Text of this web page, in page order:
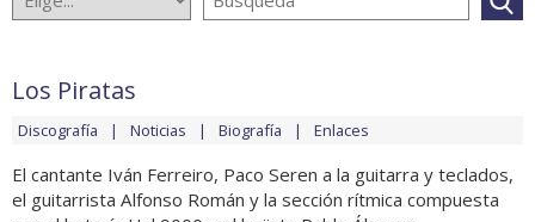
Los Piratas
Discografía Noticias Biografía Enlaces
El cantante Iván Ferreiro, Paco Seren a la guitarra y teclados,
el guitarrista Alfonso Román y la sección rítmica compuesta